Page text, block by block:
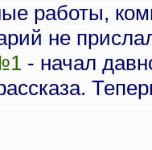
работы,
не
- начал